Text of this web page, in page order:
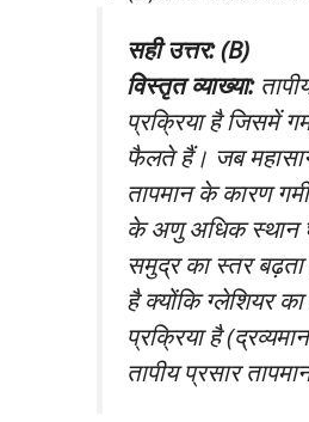
सही उत्तर: (B)
विस्तृत व्याख्या:
प्रक्रिया है जिसमें
फैलते हैं। जब
तापमान के कारण
के अणु अधिक स्थान
समुद्र का स्तर
है क्योंकि ग्लेशियर
प्रक्रिया है
तापीय प्रसार